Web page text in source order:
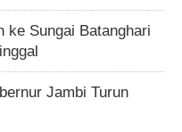
ke Sungai Batanghari
Jambi Turun